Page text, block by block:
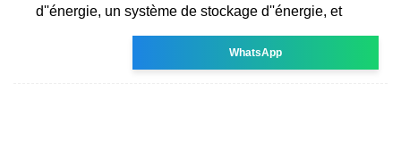
d''énergie, un système de stockage d''énergie, et
WhatsApp